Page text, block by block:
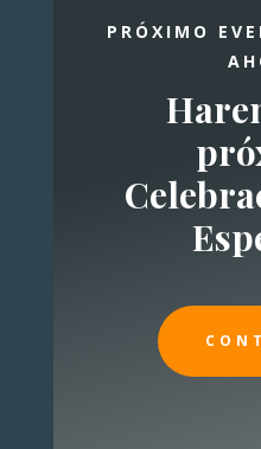
PRÓXIMO